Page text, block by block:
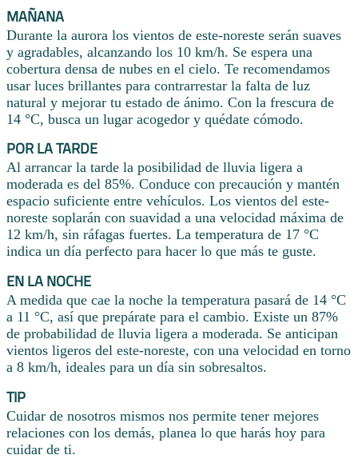
MAÑANA
Durante la aurora los vientos de este-noreste serán suaves
y agradables, alcanzando los 10 km/h. Se espera una
cobertura densa de nubes en el cielo. Te recomendamos
usar luces brillantes para contrarrestar la falta de luz
natural y mejorar tu estado de ánimo. Con la frescura de
14 °C, busca un lugar acogedor y quédate cómodo.
POR LA TARDE
Al arrancar la tarde la posibilidad de lluvia ligera a
moderada es del 85%. Conduce con precaución y mantén
espacio suficiente entre vehículos. Los vientos del este-
noreste soplarán con suavidad a una velocidad máxima de
12 km/h, sin ráfagas fuertes. La temperatura de 17 °C
indica un día perfecto para hacer lo que más te guste.
EN LA NOCHE
A medida que cae la noche la temperatura pasará de 14 °C
a 11 °C, así que prepárate para el cambio. Existe un 87%
de probabilidad de lluvia ligera a moderada. Se anticipan
vientos ligeros del este-noreste, con una velocidad en torno
a 8 km/h, ideales para un día sin sobresaltos.
TIP
Cuidar de nosotros mismos nos permite tener mejores
relaciones con los demás, planea lo que harás hoy para
cuidar de ti.